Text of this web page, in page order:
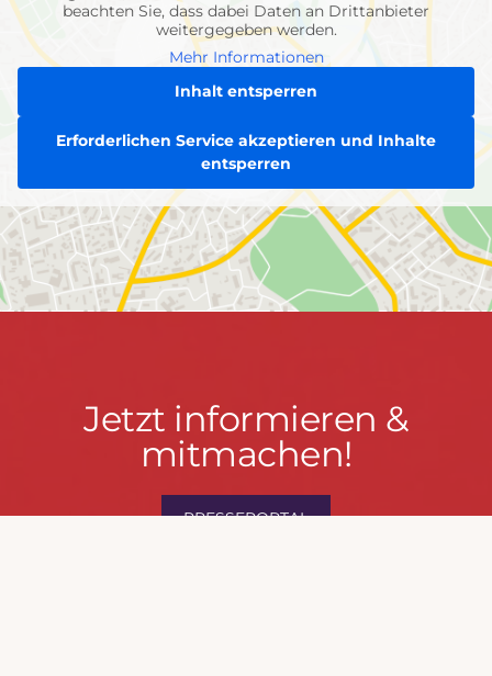
beachten Sie, dass dabei Daten an Drittanbieter
weitergegeben werden.
Mehr Informationen
Inhalt entsperren
Erforderlichen Service akzeptieren und Inhalte
entsperren
Jetzt
informieren
mitmachen!
Jetzt informieren &
mitmachen!
PRESSEPORTAL